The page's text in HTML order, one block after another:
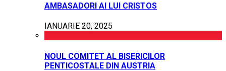
AMBASADORI AI LUI CRISTOS
IANUARIE 20, 2025
NOUL COMITET AL BISERICILOR
PENTICOSTALE DIN AUSTRIA